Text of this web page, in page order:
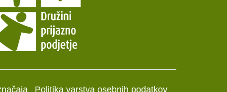
Politika varstva osebnih podatkov